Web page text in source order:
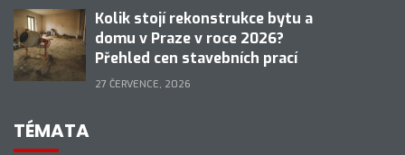
Kolik stojí rekonstrukce bytu a
domu v Praze v roce 2026?
Přehled cen stavebních prací
27 ČERVENCE, 2026
TÉMATA